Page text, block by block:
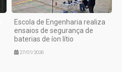
Escola de Engenharia realiza
ensaios de segurança de
baterias de íon lítio
27/01/2026